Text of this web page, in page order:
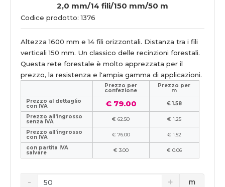
2,0 mm/14 fili/150 mm/50 m
Codice prodotto: 1376
Altezza 1600 mm e 14 fili orizzontali. Distanza tra i fili
verticali 150 mm. Un classico delle recinzioni forestali.
Questa rete forestale è molto apprezzata per il
prezzo, la resistenza e l'ampia gamma di applicazioni.
Prezzo per
confezione
Prezzo per
m
Prezzo al dettaglio
con IVA € 79.00
€ 1.58
Prezzo all'ingrosso
senza IVA € 62.50
€ 1.25
Prezzo all'ingrosso
con IVA € 76.00
€ 1.52
con partita IVA
salvare € 3.00 € 0.06
m